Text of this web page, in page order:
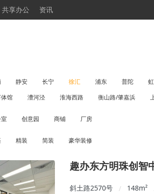
共享办公 资讯
静安 长宁 徐汇 浦东 普陀
馆 漕河泾 淮海西路 衡山路/肇嘉浜
创意园 商铺 厂房
精装 简装 豪华装修
趣办东方明珠创智
斜土路2570号 / 148m²